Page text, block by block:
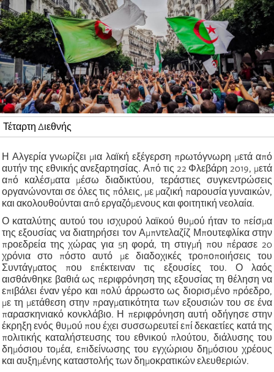
Τέταρτη Διεθνής
Η Αλγερία γνωρίζει μια λαϊκή εξέγερση πρωτόγνωρη μετά από
αυτήν της εθνικής ανεξαρτησίας. Από τις 22 Φλεβάρη 2019, μετά
από καλέσματα μέσω διαδικτύου, τεράστιες συγκεντρώσεις
οργανώνονται σε όλες τις πόλεις, με μαζική παρουσία γυναικών,
και ακολουθούνται από εργαζόμενους και φοιτητική νεολαία.
Ο καταλύτης αυτού του ισχυρού λαϊκού θυμού ήταν το πείσμα
της εξουσίας να διατηρήσει τον Αμπντελαζίζ Μπουτεφλίκα στην
προεδρεία της χώρας για 5η φορά, τη στιγμή που πέρασε 20
χρόνια στο πόστο αυτό με διαδοχικές τροποποιήσεις του
Συντάγματος που επέκτειναν τις εξουσίες του. Ο λαός
αισθάνθηκε βαθιά ως περιφρόνηση της εξουσίας τη θέληση να
επιβάλει έναν γέρο και πολύ άρρωστο ως διορισμένο πρόεδρο,
με τη μετάθεση στην πραγματικότητα των εξουσιών του σε ένα
παρασκηνιακό κονκλάβιο. Η περιφρόνηση αυτή οδήγησε στην
έκρηξη ενός θυμού που έχει συσσωρευτεί επί δεκαετίες κατά της
πολιτικής καταλήστευσης του εθνικού πλούτου, διάλυσης του
δημόσιου τομέα, επιδείνωσης του εγχώριου δημόσιου χρέους
και αυξημένης καταστολής των δημοκρατικών ελευθεριών.